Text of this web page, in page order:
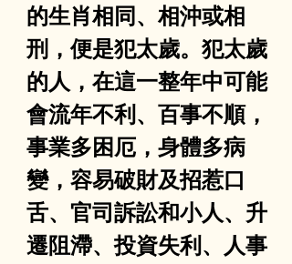
的生肖相同、相沖或相
刑，便是犯太歲。犯太歲
的人，在這一整年中可能
會流年不利、百事不順，
事業多困厄，身體多病
變，容易破財及招惹口
舌、官司訴訟和小人、升
遷阻滯、投資失利、人事